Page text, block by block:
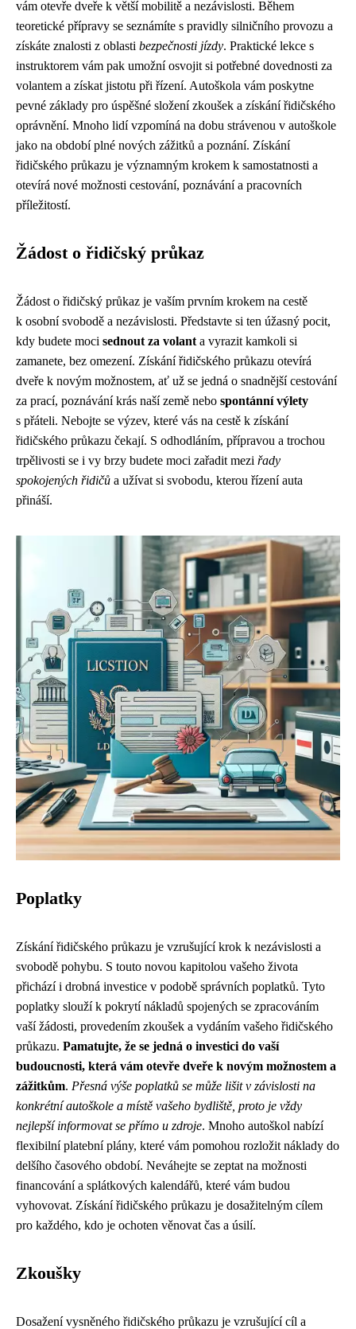
vám otevře dveře k větší mobilitě a nezávislosti. Během
teoretické přípravy se seznámíte s pravidly silničního provozu a
získáte znalosti z oblasti bezpečnosti jízdy. Praktické lekce s
instruktorem vám pak umožní osvojit si potřebné dovednosti za
volantem a získat jistotu při řízení. Autoškola vám poskytne
pevné základy pro úspěšné složení zkoušek a získání řidičského
oprávnění. Mnoho lidí vzpomíná na dobu strávenou v autoškole
jako na období plné nových zážitků a poznání. Získání
řidičského průkazu je významným krokem k samostatnosti a
otevírá nové možnosti cestování, poznávání a pracovních
příležitostí.
Žádost o řidičský průkaz
Žádost o řidičský průkaz je vaším prvním krokem na cestě
k osobní svobodě a nezávislosti. Představte si ten úžasný pocit,
kdy budete moci sednout za volant a vyrazit kamkoli si
zamanete, bez omezení. Získání řidičského průkazu otevírá
dveře k novým možnostem, ať už se jedná o snadnější cestování
za prací, poznávání krás naší země nebo spontánní výlety
s přáteli. Nebojte se výzev, které vás na cestě k získání
řidičského průkazu čekají. S odhodláním, přípravou a trochou
trpělivosti se i vy brzy budete moci zařadit mezi řady
spokojených řidičů a užívat si svobodu, kterou řízení auta
přináší.
Poplatky
Získání řidičského průkazu je vzrušující krok k nezávislosti a
svobodě pohybu. S touto novou kapitolou vašeho života
přichází i drobná investice v podobě správních poplatků. Tyto
poplatky slouží k pokrytí nákladů spojených se zpracováním
vaší žádosti, provedením zkoušek a vydáním vašeho řidičského
průkazu. Pamatujte, že se jedná o investici do vaší
budoucnosti, která vám otevře dveře k novým možnostem a
zážitkům. Přesná výše poplatků se může lišit v závislosti na
konkrétní autoškole a místě vašeho bydliště, proto je vždy
nejlepší informovat se přímo u zdroje. Mnoho autoškol nabízí
flexibilní platební plány, které vám pomohou rozložit náklady do
delšího časového období. Neváhejte se zeptat na možnosti
financování a splátkových kalendářů, které vám budou
vyhovovat. Získání řidičského průkazu je dosažitelným cílem
pro každého, kdo je ochoten věnovat čas a úsilí.
Zkoušky
Dosažení vysněného řidičského průkazu je vzrušující cíl a